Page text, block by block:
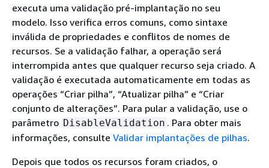
executa uma validação pré-implantação no seu
modelo. Isso verifica erros comuns, como sintaxe
inválida de propriedades e conflitos de nomes de
recursos. Se a validação falhar, a operação será
interrompida antes que qualquer recurso seja criado. A
validação é executada automaticamente em todas as
operações “Criar pilha”, “Atualizar pilha” e “Criar
conjunto de alterações”. Para pular a validação, use o
parâmetro DisableValidation . Para obter mais
informações, consulte Validar implantações de pilhas.
Depois que todos os recursos foram criados, o